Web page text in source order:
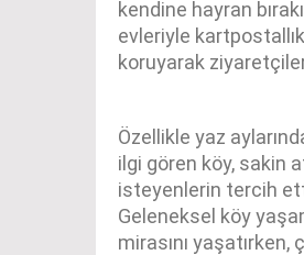
kendine hayran
evleriyle
koruyarak
Özellikle yaz
ilgi gören köy, sakin
isteyenlerin tercih
Geleneksel köy
mirasını